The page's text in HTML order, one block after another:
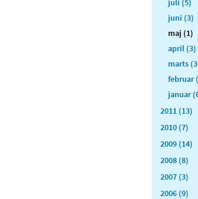
juli (5)
juni (3)
maj (1)
april (3)
marts
februar
januar
2011 (13)
2010 (7)
2009 (14)
2008 (8)
2007 (3)
2006 (9)